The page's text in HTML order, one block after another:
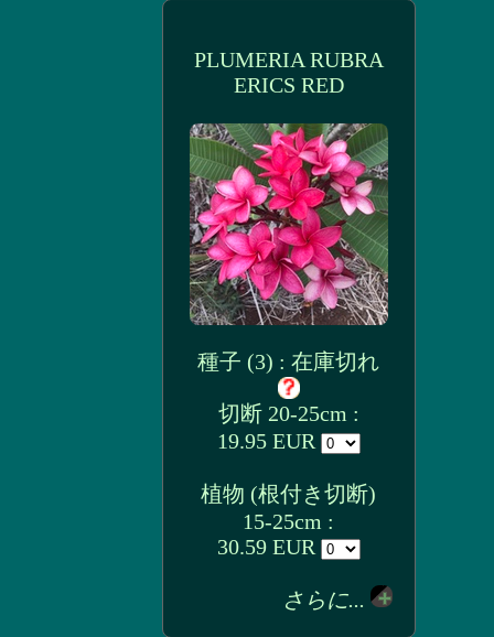
PLUMERIA RUBRA
ERICS RED
種子 (3) : 在庫切れ
切断 20-25cm :
19.95 EUR
植物 (根付き切断)
15-25cm :
30.59 EUR
さらに...